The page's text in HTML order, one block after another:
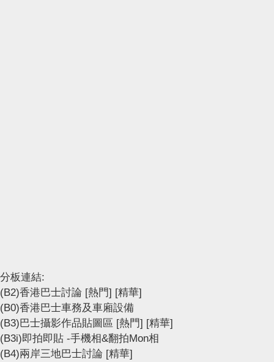
分板連結:
(B2)香港巴士討論 [熱門] [精華]
(B0)香港巴士車務及車廂設備
(B3)巴士攝影作品貼圖區 [熱門] [精華]
(B3i)即拍即貼 -手機相&翻拍Mon相
(B4)兩岸三地巴士討論 [精華]